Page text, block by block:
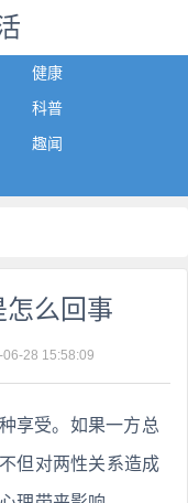
健康
科普
趣闻
么回事
28 15:58:09
享受。如果一方总
但对两性关系造成